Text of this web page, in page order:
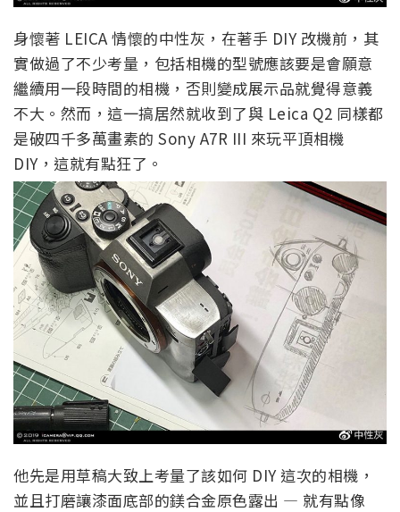
身懷著 LEICA 情懷的中性灰，在著手 DIY 改機前，其
實做過了不少考量，包括相機的型號應該要是會願意
繼續用一段時間的相機，否則變成展示品就覺得意義
不大。然而，這一搞居然就收到了與 Leica Q2 同樣都
是破四千多萬畫素的 Sony A7R III 來玩平頂相機
DIY，這就有點狂了。
他先是用草稿大致上考量了該如何 DIY 這次的相機，
並且打磨讓漆面底部的鎂合金原色露出 — 就有點像